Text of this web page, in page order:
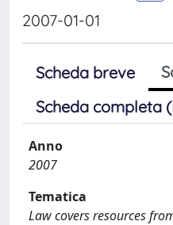
2007-01-01
Scheda breve
Scheda completa
Anno
2007
Tematica
Law covers resources